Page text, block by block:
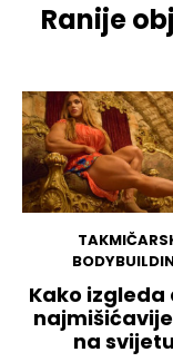
Ranije
Kako izgleda
na